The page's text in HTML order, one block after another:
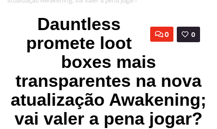
0
0
Dauntless
promete loot
boxes mais
transparentes na nova
atualização Awakening;
vai valer a pena jogar?